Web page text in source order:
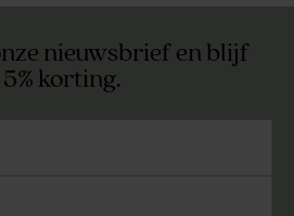
nieuwsbrief en blijf
korting.